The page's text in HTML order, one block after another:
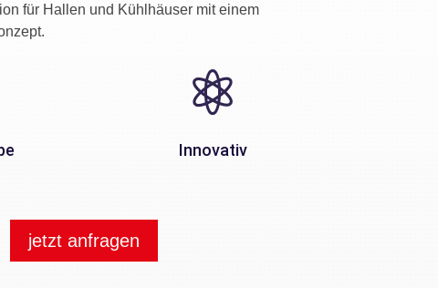
für Hallen und Kühlhäuser mit einem

Innovativ
jetzt anfragen